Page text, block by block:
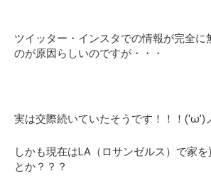
ツイッター・インスタでの情報が完全に
のが原因らしいのですが・・・
実は交際続いていたそうです！！！(‘ω’)
しかも現在はLA（ロサンゼルス）で家
とか？？？